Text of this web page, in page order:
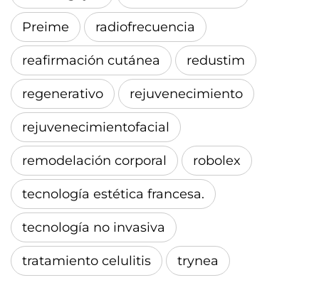
Preime radiofrecuencia
reafirmación cutánea redustim
regenerativo rejuvenecimiento
rejuvenecimientofacial
remodelación corporal robolex
tecnología estética francesa.
tecnología no invasiva
tratamiento celulitis trynea